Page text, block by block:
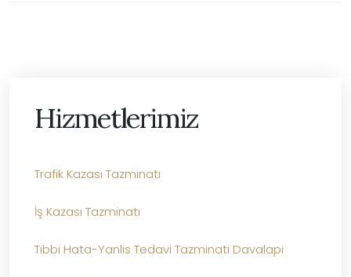
Hizmetlerimiz
Trafik Kazası Tazminatı
İş Kazası Tazminatı
Tibbi Hata-Yanlis Tedavi Tazminati Davalapi